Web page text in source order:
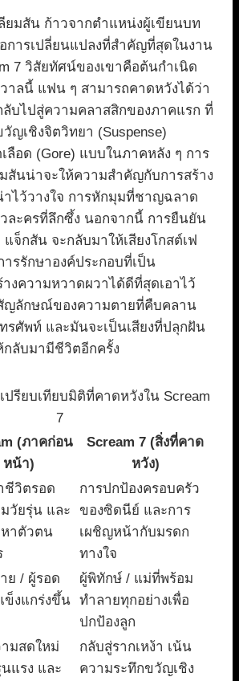
ยมสัน ก้าวจากตำแหน่งผู้เขียนบท
การเปลี่ยนแปลงที่สำคัญที่สุดในงาน
7 วิสัยทัศน์ของเขาคือต้นกำเนิด
าลนี้ แฟน ๆ สามารถคาดหวังได้ว่า
บไปสู่ความคลาสสิกของภาคแรก ที่
ญเชิงจิตวิทยา (Suspense)
ลือด (Gore) แบบในภาคหลัง ๆ การ
สันน่าจะให้ความสำคัญกับการสร้าง
ไว้วางใจ การหักมุมที่ชาญฉลาด
ละครที่ลึกซึ้ง นอกจากนี้ การยืนยัน
แจ็กสัน จะกลับมาให้เสียงโกสต์เฟ
รรักษาองค์ประกอบที่เป็น
งความหวาดผวาได้ดีที่สุดเอาไว้
สัญลักษณ์ของความตายที่คืบคลาน
รศัพท์ และมันจะเป็นเสียงที่ปลุกฝัน
ลับมามีชีวิตอีกครั้ง
ปรียบเทียบมิติที่คาดหวังใน Scream
7
(ภาคก่อน
หน้า)
Scream 7 (สิ่งที่คาด
หวัง)
ชีวิตรอด
วัยรุ่น และ
าตัวตน
การปกป้องครอบครัว
ของซิดนีย์ และการ
เผชิญหน้ากับมรดก
ทางใจ
ย / ผู้รอด
ข็งแกร่งขึ้น
ผู้พิทักษ์ / แม่ที่พร้อม
ทำลายทุกอย่างเพื่อ
ปกป้องลูก
มสดใหม่
แรง และ
กลับสู่รากเหง้า เน้น
ความระทึกขวัญเชิง